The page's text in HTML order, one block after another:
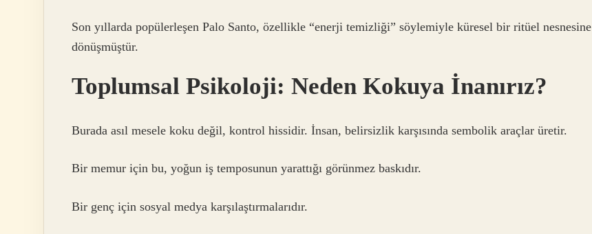
Son yıllarda popülerleşen Palo Santo, özellikle “enerji temizliği” söylemiyle küresel bir ritüel nesnesine
dönüşmüştür.
Toplumsal Psikoloji: Neden Kokuya İnanırız?
Burada asıl mesele koku değil, kontrol hissidir. İnsan, belirsizlik karşısında sembolik araçlar üretir.
Bir memur için bu, yoğun iş temposunun yarattığı görünmez baskıdır.
Bir genç için sosyal medya karşılaştırmalarıdır.